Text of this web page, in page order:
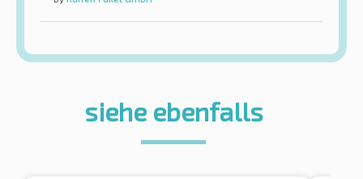
siehe ebenfalls